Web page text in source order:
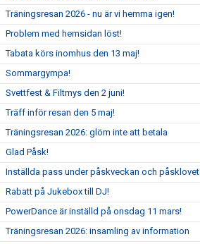
Träningsresan 2026 - nu är vi hemma igen!
Problem med hemsidan löst!
Tabata körs inomhus den 13 maj!
Sommargympa!
Svettfest & Filtmys den 2 juni!
Träff inför resan den 5 maj!
Träningsresan 2026: glöm inte att betala
Glad Påsk!
Inställda pass under påskveckan och påsklovet
Rabatt på Jukebox till DJ!
PowerDance är inställd på onsdag 11 mars!
Träningsresan 2026: insamling av information